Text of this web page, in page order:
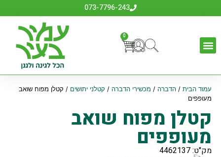
073-7796-243
0
עמוד הבית/ הדברה / מכשירי הדברה / קטלני יתושים / קטלן מפוח שואב
מעופפים
קטלן מפוח שואב
מעופפים
מק"ט: 4462137